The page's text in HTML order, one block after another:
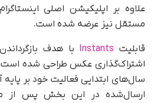
علاوه بر اپلیکیشن اصلی
مستقل نیز عرضه شده است.
قابلیت Instants با هدف
اشتراک‌گذاری عکس طراحی شده است؛
سال‌های ابتدایی فعالیت خود بر
ارسال‌شده در این بخش پس از